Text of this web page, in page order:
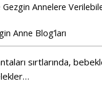
Gezgin Annelere
Anne Blog’ları
sırtlarında,